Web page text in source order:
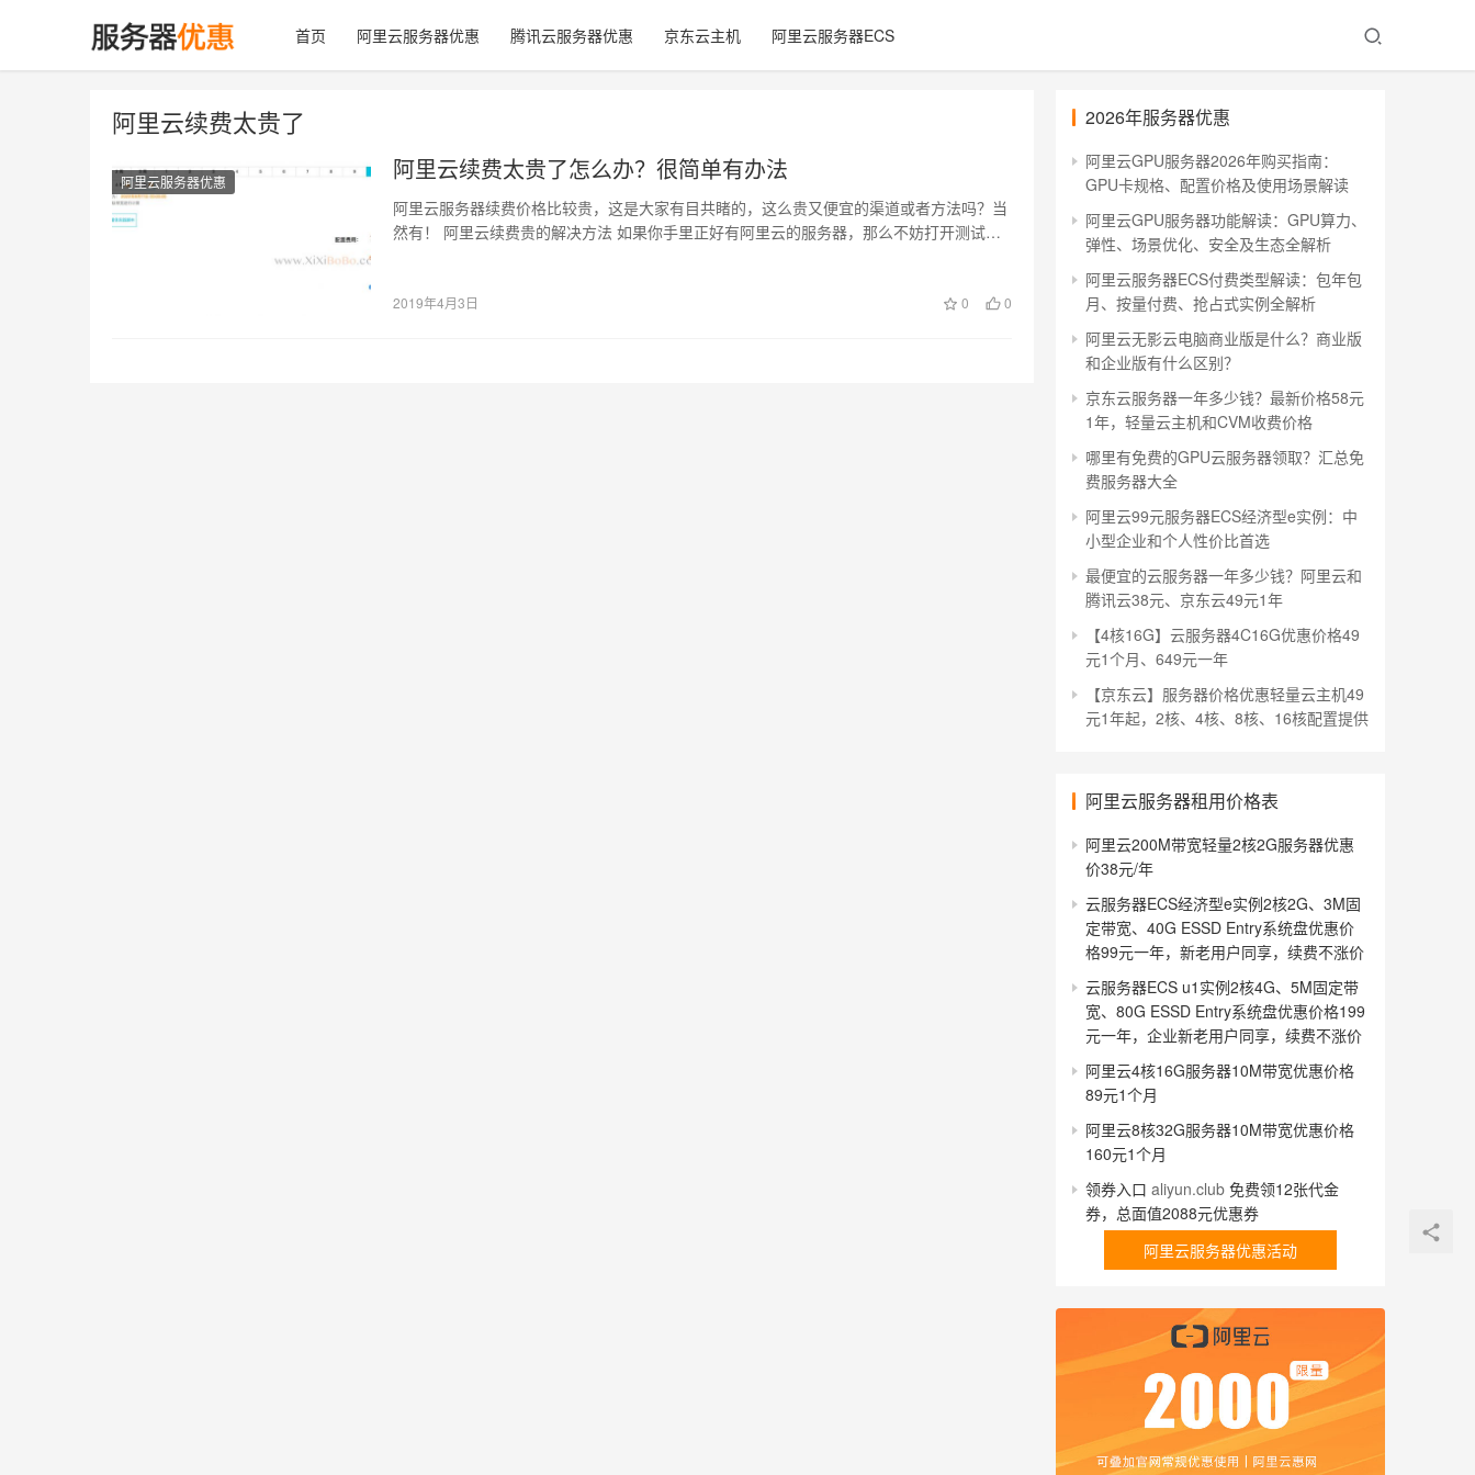
首页 阿里云服务器优惠 腾讯云服务器优惠 京东云主机 阿里云服务器ECS
阿里云续费太贵了
阿里云服务器优惠 阿里云续费太贵了怎么办？很简单有办法
阿里云服务器续费价格比较贵，这是大家有目共睹的，这么贵又便宜的渠道或者方法吗？当
然有！ 阿里云续费贵的解决方法 如果你手里正好有阿里云的服务器，那么不妨打开测试一
2019年4月3日 0 0
2026年服务器优惠
阿里云GPU服务器2026年购买指南：
GPU卡规格、配置价格及使用场景解读
阿里云GPU服务器功能解读：GPU算力、
弹性、场景优化、安全及生态全解析
阿里云服务器ECS付费类型解读：包年包
月、按量付费、抢占式实例全解析
阿里云无影云电脑商业版是什么？商业版
和企业版有什么区别？
京东云服务器一年多少钱？最新价格58元
1年，轻量云主机和CVM收费价格
哪里有免费的GPU云服务器领取？汇总免
费服务器大全
阿里云99元服务器ECS经济型e实例：中
小型企业和个人性价比首选
最便宜的云服务器一年多少钱？阿里云和
腾讯云38元、京东云49元1年
【4核16G】云服务器4C16G优惠价格49
元1个月、649元一年
【京东云】服务器价格优惠轻量云主机49
元1年起，2核、4核、8核、16核配置提供
阿里云服务器租用价格表
阿里云200M带宽轻量2核2G服务器优惠
价38元/年
云服务器ECS经济型e实例2核2G、3M固
定带宽、40G ESSD Entry系统盘优惠价
格99元一年，新老用户同享，续费不涨价
云服务器ECS u1实例2核4G、5M固定带
宽、80G ESSD Entry系统盘优惠价格199
元一年，企业新老用户同享，续费不涨价
阿里云4核16G服务器10M带宽优惠价格
89元1个月
阿里云8核32G服务器10M带宽优惠价格
160元1个月
领券入口 aliyun.club 免费领12张代金
券，总面值2088元优惠券
阿里云服务器优惠活动